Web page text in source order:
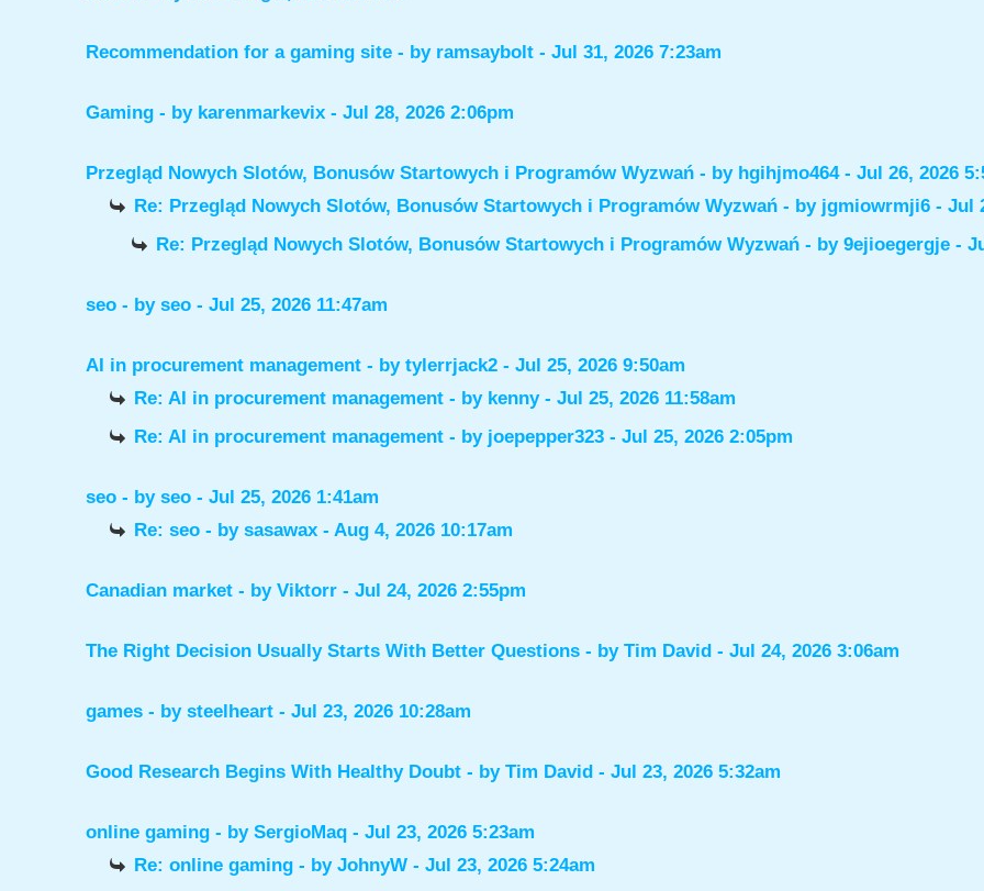
Recommendation for a gaming site - by ramsaybolt- Jul 31, 2026 7:23am
Gaming - by karenmarkevix- Jul 28, 2026 2:06pm
Przegląd Nowych Slotów, Bonusów Startowych i Programów Wyzwań - by hgihjmo464- Jul 26, 2026
Re: Przegląd Nowych Slotów, Bonusów Startowych i Programów Wyzwań - by jgmiowrmji6- Jul
Re: Przegląd Nowych Slotów, Bonusów Startowych i Programów Wyzwań - by 9ejioegergje-
seo - by seo- Jul 25, 2026 11:47am
AI in procurement management - by tylerrjack2- Jul 25, 2026 9:50am
Re: AI in procurement management - by kenny- Jul 25, 2026 11:58am
Re: AI in procurement management - by joepepper323- Jul 25, 2026 2:05pm
seo - by seo- Jul 25, 2026 1:41am
Re: seo - by sasawax- Aug 4, 2026 10:17am
Canadian market - by Viktorr- Jul 24, 2026 2:55pm
The Right Decision Usually Starts With Better Questions - by Tim David- Jul 24, 2026 3:06am
games - by steelheart- Jul 23, 2026 10:28am
Good Research Begins With Healthy Doubt - by Tim David- Jul 23, 2026 5:32am
online gaming - by SergioMaq- Jul 23, 2026 5:23am
Re: online gaming - by JohnyW- Jul 23, 2026 5:24am